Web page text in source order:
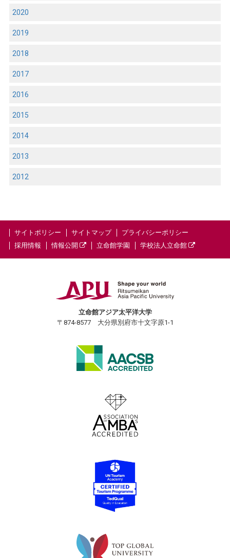
2020
2019
2018
2017
2016
2015
2014
2013
2012
サイトポリシー サイトマップ
プライバシーポリシー
採用情報
情報公開 立命館学園 学校法人立命館
立命館アジア太平洋大学
〒874-8577 大分県別府市十文字原1-1